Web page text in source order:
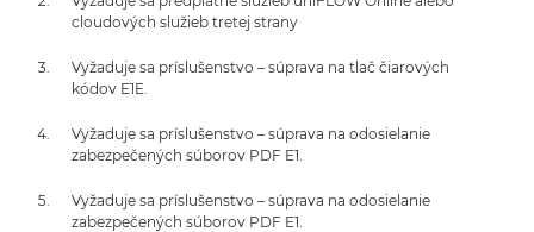
cloudových služieb tretej strany
Vyžaduje sa príslušenstvo – súprava na tlač čiarových
kódov E1E.
Vyžaduje sa príslušenstvo – súprava na odosielanie
zabezpečených súborov PDF E1.
Vyžaduje sa príslušenstvo – súprava na odosielanie
zabezpečených súborov PDF E1.